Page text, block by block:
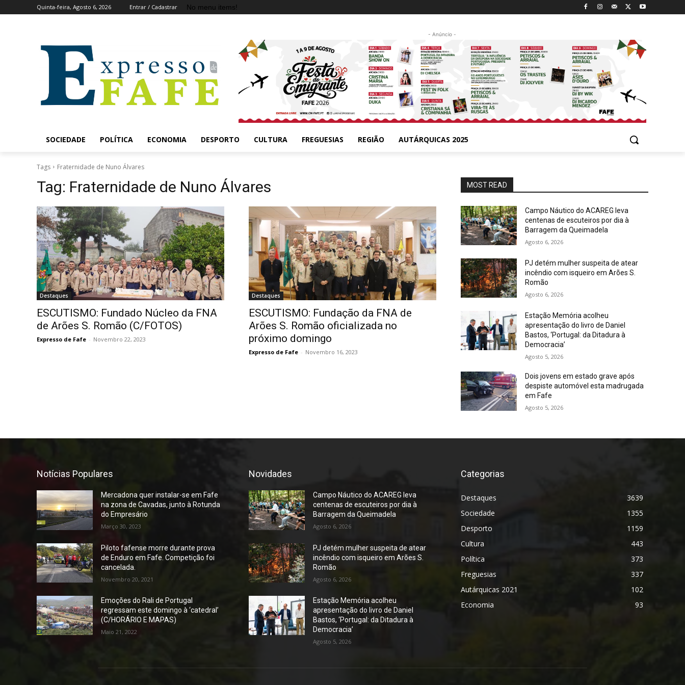
Quinta-feira, Agosto 6, 2026 Entrar / Cadastrar No menu items!
- Anúncio -
SOCIEDADE POLÍTICA ECONOMIA DESPORTO CULTURA FREGUESIAS REGIÃO AUTÁRQUICAS 2025
Tags Fraternidade de Nuno Álvares
Tag: Fraternidade de Nuno Álvares
Destaques
ESCUTISMO: Fundado Núcleo da FNA
de Arões S. Romão (C/FOTOS)
Expresso de Fafe - Novembro 22, 2023
Destaques
ESCUTISMO: Fundação da FNA de
Arões S. Romão oficializada no
próximo domingo
Expresso de Fafe - Novembro 16, 2023
MOST READ
Campo Náutico do ACAREG leva
centenas de escuteiros por dia à
Barragem da Queimadela
Agosto 6, 2026
PJ detém mulher suspeita de atear
incêndio com isqueiro em Arões S.
Romão
Agosto 6, 2026
Estação Memória acolheu
apresentação do livro de Daniel
Bastos, ‘Portugal: da Ditadura à
Democracia’
Agosto 5, 2026
Dois jovens em estado grave após
despiste automóvel esta madrugada
em Fafe
Agosto 5, 2026
Notícias Populares
Mercadona quer instalar-se em Fafe
na zona de Cavadas, junto à Rotunda
do Empresário
Março 30, 2023
Piloto fafense morre durante prova
de Enduro em Fafe. Competição foi
cancelada.
Novembro 20, 2021
Emoções do Rali de Portugal
regressam este domingo à ‘catedral’
(C/HORÁRIO E MAPAS)
Maio 21, 2022
Novidades
Campo Náutico do ACAREG leva
centenas de escuteiros por dia à
Barragem da Queimadela
Agosto 6, 2026
PJ detém mulher suspeita de atear
incêndio com isqueiro em Arões S.
Romão
Agosto 6, 2026
Estação Memória acolheu
apresentação do livro de Daniel
Bastos, ‘Portugal: da Ditadura à
Democracia’
Agosto 5, 2026
Categorias
Destaques
3639
Sociedade
1355
Desporto
1159
Cultura
443
Política
373
Freguesias
337
Autárquicas 2021
102
Economia
93